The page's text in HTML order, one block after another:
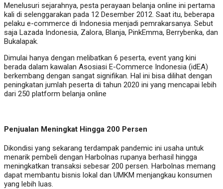
Menelusuri sejarahnya, pesta perayaan belanja online ini pertama
kali di selenggarakan pada 12 Desember 2012. Saat itu, beberapa
pelaku e-commerce di Indonesia menjadi pemrakarsanya. Sebut
saja Lazada Indonesia, Zalora, Blanja, PinkEmma, Berrybenka, dan
Bukalapak.
Dimulai hanya dengan melibatkan 6 peserta, event yang kini
berada dalam kawalan Asosiasi E-Commerce Indonesia (idEA)
berkembang dengan sangat signifikan. Hal ini bisa dilihat dengan
peningkatan jumlah peserta di tahun 2020 ini yang mencapai lebih
dari 250 platform belanja online
Penjualan Meningkat Hingga 200 Persen
Dikondisi yang sekarang terdampak pandemic ini usaha untuk
menarik pembeli dengan Harbolnas rupanya berhasil hingga
meningkatkan transaksi sebesar 200 persen. Harbolnas memang
dapat membantu bisnis lokal dan UMKM menjangkau konsumen
yang lebih luas.